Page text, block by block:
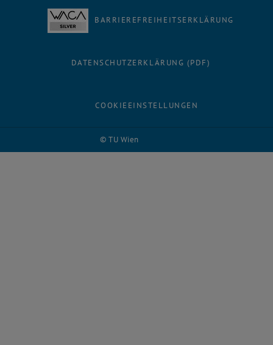
© TU Wien
BARRIEREFREIHEITSERKLÄRUNG
DATENSCHUTZERKLÄRUNG (PDF)
COOKIEEINSTELLUNGEN